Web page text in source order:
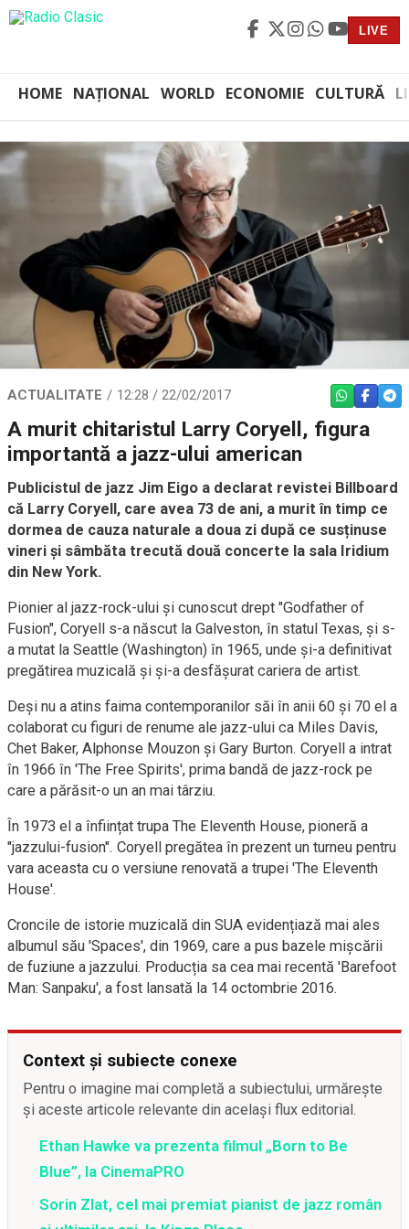
LIVE
HOME NAȚIONAL WORLD ECONOMIE CULTURĂ
ACTUALITATE 12:28 / 22/02/2017 WHATSAPP
A murit chitaristul Larry Coryell, figura
importantă a jazz-ului american
Publicistul de jazz Jim Eigo a declarat revistei Billboard
că Larry Coryell, care avea 73 de ani, a murit în timp ce
dormea de cauza naturale a doua zi după ce susținuse
vineri și sâmbăta trecută două concerte la sala Iridium
din New York.
Pionier al jazz-rock-ului și cunoscut drept "Godfather of
Fusion", Coryell s-a născut la Galveston, în statul Texas, și s-
a mutat la Seattle (Washington) în 1965, unde și-a definitivat
pregătirea muzicală și și-a desfășurat cariera de artist.
Deși nu a atins faima contemporanilor săi în anii 60 și 70 el a
colaborat cu figuri de renume ale jazz-ului ca Miles Davis,
Chet Baker, Alphonse Mouzon și Gary Burton. Coryell a intrat
în 1966 în 'The Free Spirits', prima bandă de jazz-rock pe
care a părăsit-o un an mai târziu.
În 1973 el a înființat trupa The Eleventh House, pioneră a
"jazzului-fusion". Coryell pregătea în prezent un turneu pentru
vara aceasta cu o versiune renovată a trupei 'The Eleventh
House'.
Croncile de istorie muzicală din SUA evidențiază mai ales
albumul său 'Spaces', din 1969, care a pus bazele mișcării
de fuziune a jazzului. Producția sa cea mai recentă 'Barefoot
Man: Sanpaku', a fost lansată la 14 octombrie 2016.
Context și subiecte conexe
Pentru o imagine mai completă a subiectului, urmărește
și aceste articole relevante din același flux editorial.
Ethan Hawke va prezenta filmul „Born to Be
Blue”, la CinemaPRO
Sorin Zlat, cel mai premiat pianist de jazz român